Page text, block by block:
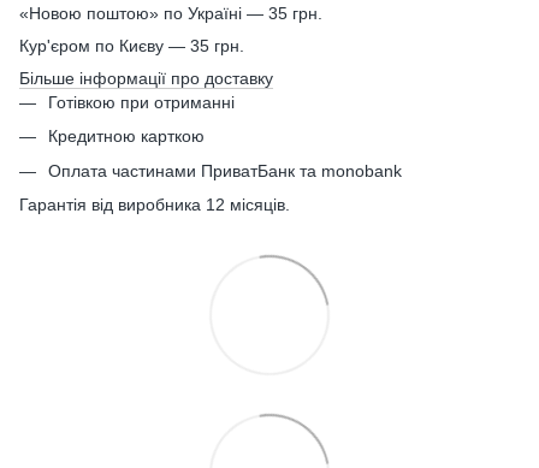
«Новою поштою» по Україні — 35 грн.
Кур'єром по Києву — 35 грн.
Більше інформації про доставку
Готівкою при отриманні
Кредитною карткою
Оплата частинами ПриватБанк та monobank
Гарантія від виробника 12 місяців.